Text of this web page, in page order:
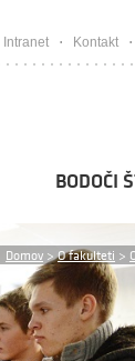
Intranet Kontakt
BODOČI
Domov > O fakulteti >